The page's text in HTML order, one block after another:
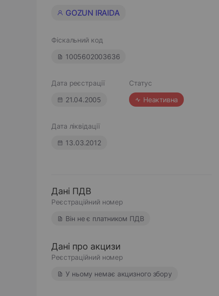
GOZUN IRAIDA
Фіскальний код
1005602003636
Дата реєстрації
21.04.2005
Статус
Неактивна
Дата ліквідації
13.03.2012
Дані ПДВ
Реєстраційний номер
Він не є платником ПДВ
Дані про акцизи
Реєстраційний номер
У ньому немає акцизного збору